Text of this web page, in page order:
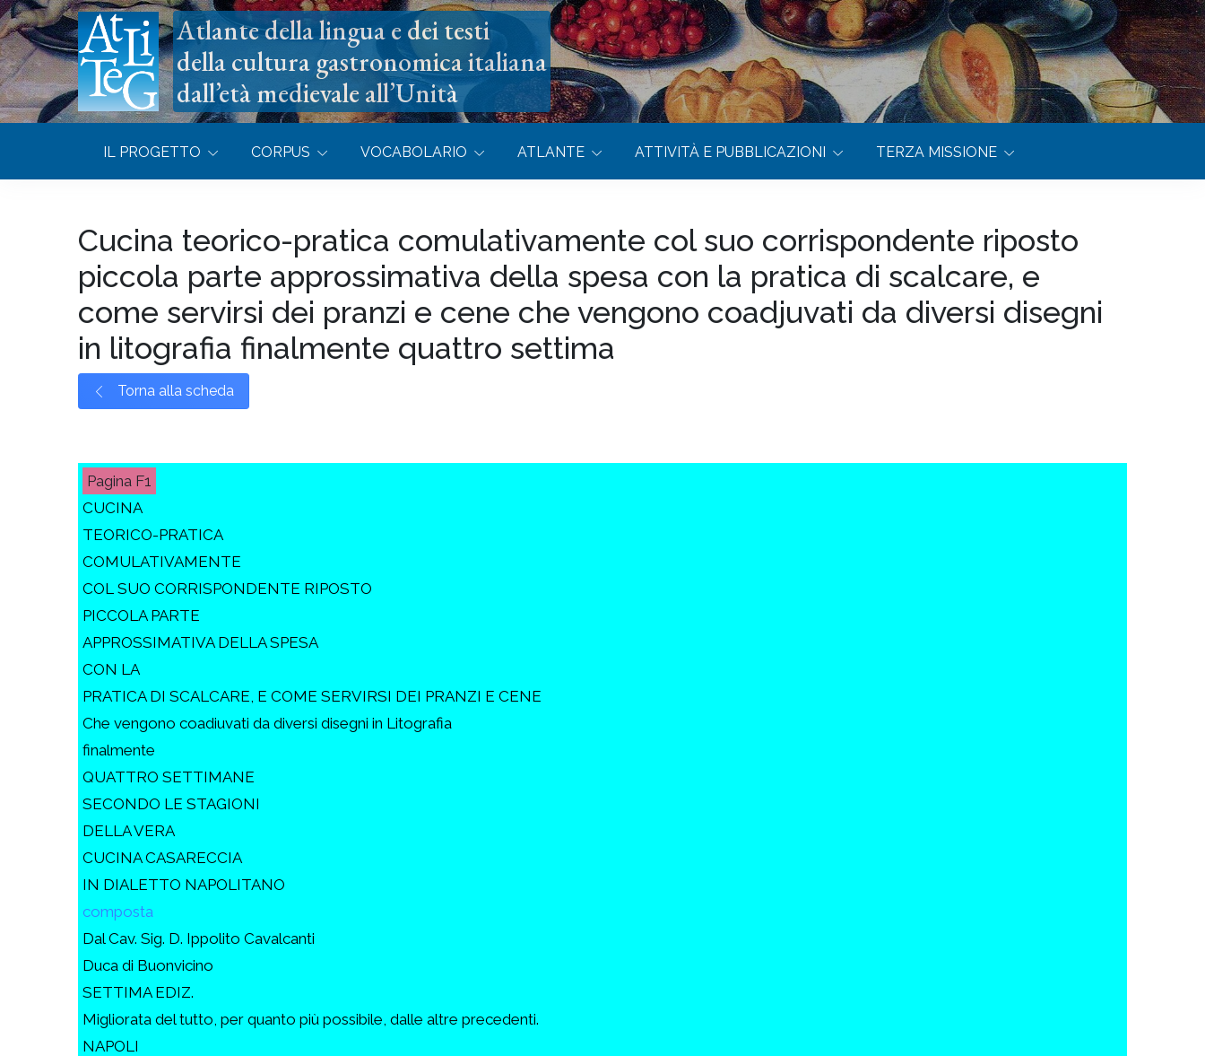
Atlante della lingua e dei testi
della cultura gastronomica italiana
dall’età medievale all’Unità
IL PROGETTO CORPUS VOCABOLARIO ATLANTE ATTIVITÀ E PUBBLICAZIONI TERZA MISSIONE
Cucina teorico-pratica comulativamente col suo corrispondente riposto
piccola parte approssimativa della spesa con la pratica di scalcare, e
come servirsi dei pranzi e cene che vengono coadjuvati da diversi disegni
in litografia finalmente quattro settima
Torna alla scheda
F1
CUCINA
TEORICO-PRATICA
COMULATIVAMENTE
COL SUO CORRISPONDENTE RIPOSTO
PICCOLA PARTE
APPROSSIMATIVA DELLA SPESA
CON LA
PRATICA DI SCALCARE, E COME SERVIRSI DEI PRANZI E CENE
Che vengono coadiuvati da diversi disegni in Litografia
finalmente
QUATTRO SETTIMANE
SECONDO LE STAGIONI
DELLA VERA
CUCINA CASARECCIA
IN DIALETTO NAPOLITANO
composta
Dal Cav. Sig. D. Ippolito Cavalcanti
Duca di Buonvicino
SETTIMA EDIZ.
Migliorata del tutto, per quanto più possibile, dalle altre precedenti.
NAPOLI